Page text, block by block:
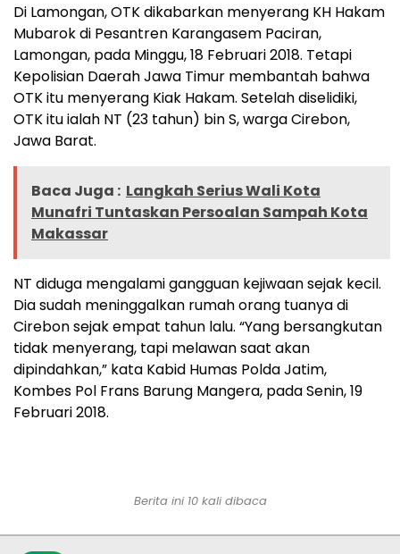
Di Lamongan, OTK dikabarkan menyerang KH Hakam
Mubarok di Pesantren Karangasem Paciran,
Lamongan, pada Minggu, 18 Februari 2018. Tetapi
Kepolisian Daerah Jawa Timur membantah bahwa
OTK itu menyerang Kiak Hakam. Setelah diselidiki,
OTK itu ialah NT (23 tahun) bin S, warga Cirebon,
Jawa Barat.
Baca Juga : Langkah Serius Wali Kota
Munafri Tuntaskan Persoalan Sampah Kota
Makassar
NT diduga mengalami gangguan kejiwaan sejak kecil.
Dia sudah meninggalkan rumah orang tuanya di
Cirebon sejak empat tahun lalu. “Yang bersangkutan
tidak menyerang, tapi melawan saat akan
dipindahkan,” kata Kabid Humas Polda Jatim,
Kombes Pol Frans Barung Mangera, pada Senin, 19
Februari 2018.
Berita ini 10 kali dibaca